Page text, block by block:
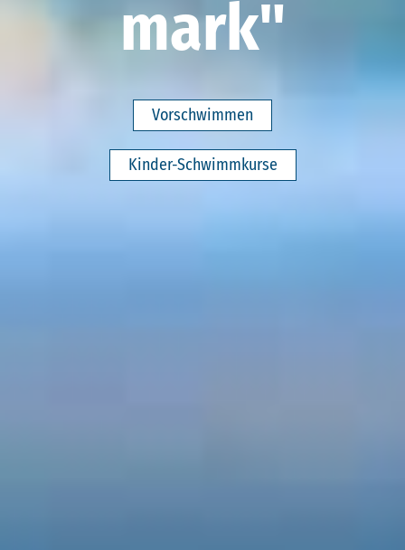
mark"
Vorschwimmen
Kinder-Schwimmkurse